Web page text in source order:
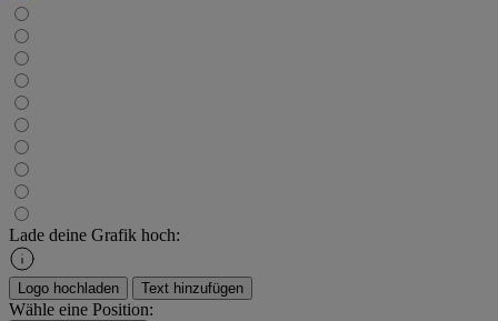
Lade deine Grafik hoch:
Logo hochladen Text hinzufügen
Wähle eine Position: